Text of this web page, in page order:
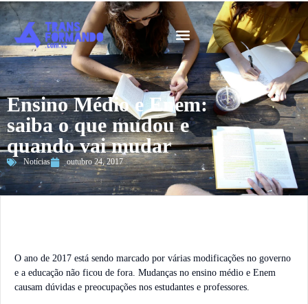
Ensino Médio e Enem:
saiba o que mudou e
quando vai mudar
Notícias outubro 24, 2017
O ano de 2017 está sendo marcado por várias modificações no governo
e a educação não ficou de fora. Mudanças no ensino médio e Enem
causam dúvidas e preocupações nos estudantes e professores.